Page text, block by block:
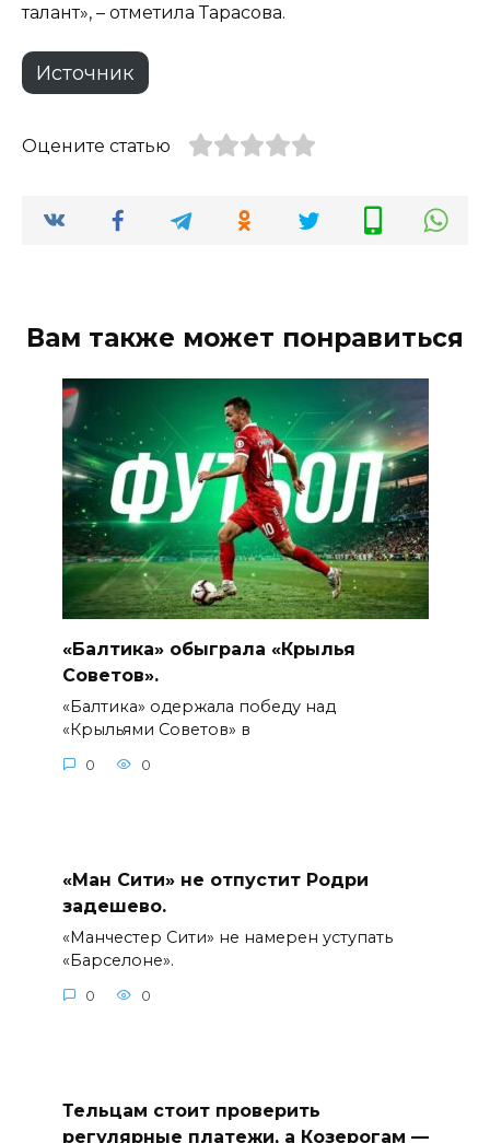
талант», – отметила Тарасова.
Источник
Оцените статью
Вам также может понравиться
«Балтика» обыграла «Крылья
Советов».
«Балтика» одержала победу над
«Крыльями Советов» в
0 0
«Ман Сити» не отпустит Родри
задешево.
«Манчестер Сити» не намерен уступать
«Барселоне».
0 0
Тельцам стоит проверить
регулярные платежи, а Козерогам —